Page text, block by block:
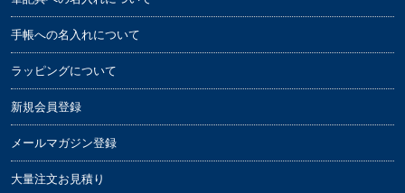
手帳への名入れについて
ラッピングについて
新規会員登録
メールマガジン登録
大量注文お見積り